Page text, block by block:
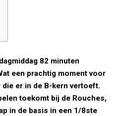
82 minuten
een prachtig moment voor
er in de B-kern vertoeft.
toekomt bij de Rouches,
in de basis in een 1/8ste